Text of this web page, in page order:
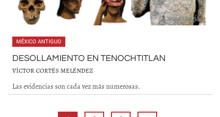
MÉXICO ANTIGUO
DESOLLAMIENTO EN TENOCHTITLAN
VÍCTOR CORTÉS MELÉNDEZ
Las evidencias son cada vez más numerosas.